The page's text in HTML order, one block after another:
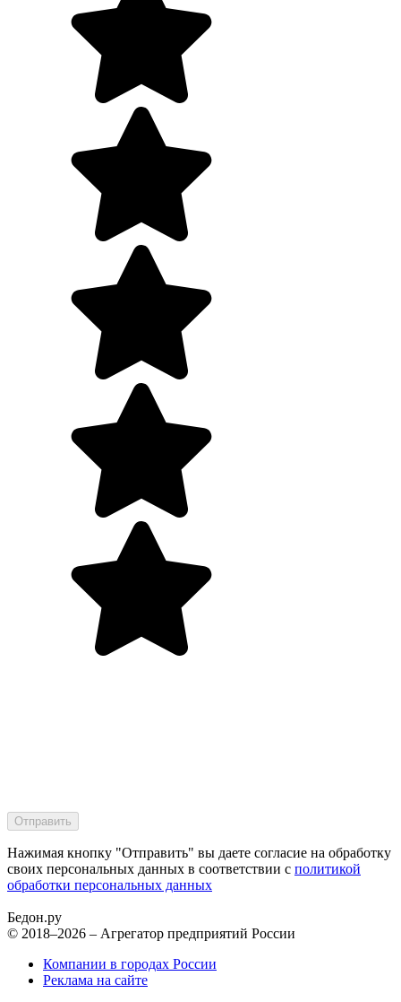
Нажимая кнопку "Отправить" вы даете согласие на обработку
своих персональных данных в соответствии с политикой
обработки персональных данных
Бедон.ру
© 2018–2026 – Агрегатор предприятий России
Компании в городах России
Реклама на сайте